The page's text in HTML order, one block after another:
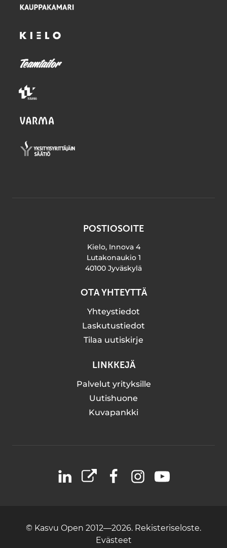
POSTIOSOITE
Kielo, Innova 4
Lutakonaukio 1
40100 Jyväskylä
OTA YHTEYTTÄ
Yhteystiedot
Laskutustiedot
Tilaa uutiskirje
LINKKEJÄ
Palvelut yrityksille
Uutishuone
Kuvapankki
LinkedIn
X FacebookInstagramYouTube
© Kasvu Open 2012—2026. Rekisteriseloste.
Evästeet